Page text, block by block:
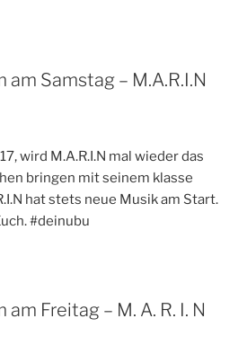
Samstag – M.A.R.I.N
wird M.A.R.I.N mal wieder das
bringen mit seinem klasse
hat stets neue Musik am Start.
#deinubu
Freitag – M. A. R. I. N